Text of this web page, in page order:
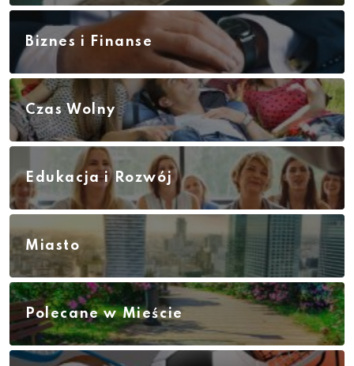
Biznes i Finanse
Czas Wolny
Edukacja i Rozwój
Miasto
Polecane w Mieście